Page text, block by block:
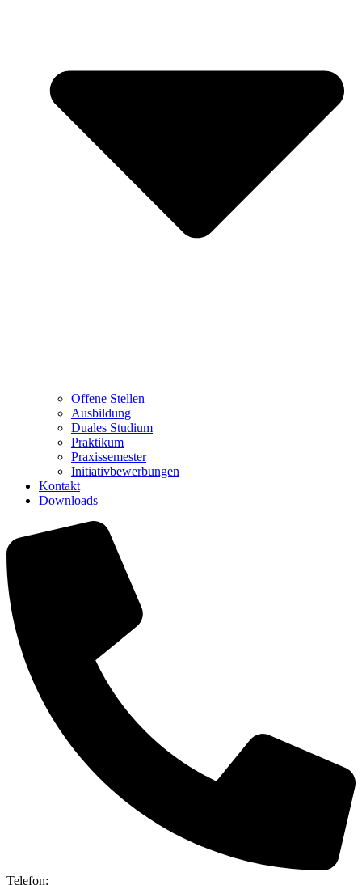
Offene Stellen
Ausbildung
Duales Studium
Praktikum
Praxissemester
Initiativbewerbungen
Kontakt
Downloads
Telefon: